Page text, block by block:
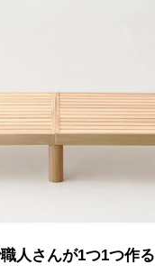
人さんが1つ1つ作る